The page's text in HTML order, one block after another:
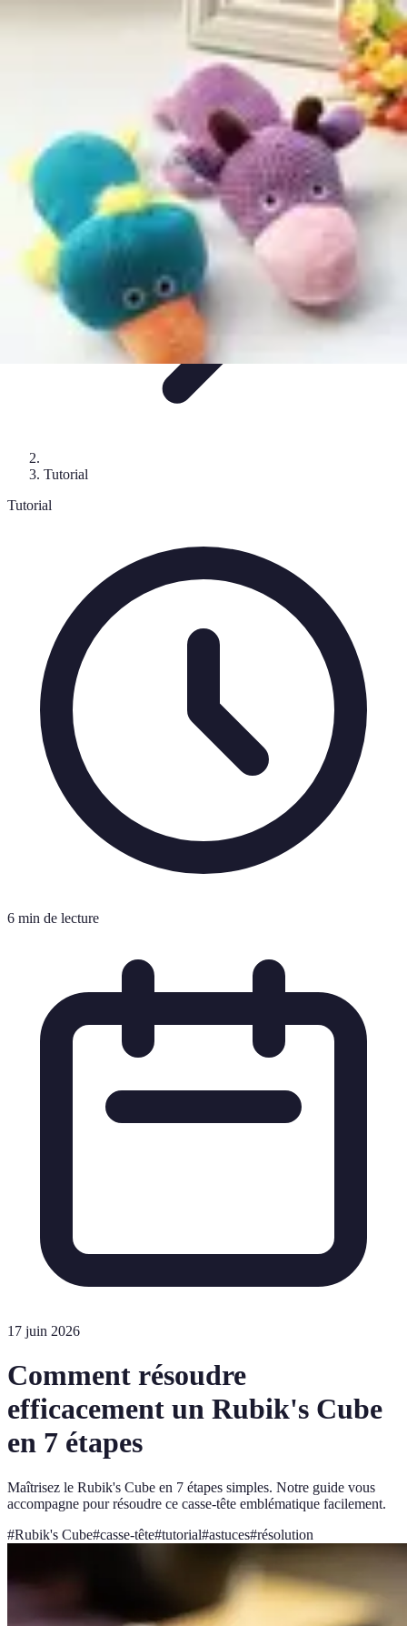
Techniques de SpeedcubingAstuces et
Techniques et Astuces
Astuces Rubik Cube
Tutorial
Tutorial
6 min de lecture
17 juin 2026
Comment résoudre
efficacement un Rubik's Cube
en 7 étapes
Maîtrisez le Rubik's Cube en 7 étapes simples. Notre guide vous
accompagne pour résoudre ce casse-tête emblématique facilement.
#Rubik's Cube#casse-tête#tutorial#astuces#résolution